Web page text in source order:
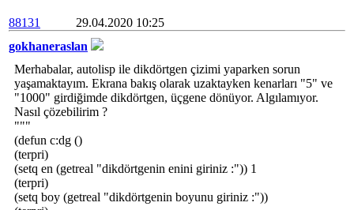
88131
29.04.2020 10:25
gokhaneraslan
Merhabalar, autolisp ile dikdörtgen çizimi yaparken sorun
yaşamaktayım. Ekrana bakış olarak uzaktayken kenarları "5" ve
"1000" girdiğimde dikdörtgen, üçgene dönüyor. Algılamıyor.
Nasıl çözebilirim ?
"""
(defun c:dg ()
(terpri)
(setq en (getreal "dikdörtgenin enini giriniz :")) 1
(terpri)
(setq boy (getreal "dikdörtgenin boyunu giriniz :"))